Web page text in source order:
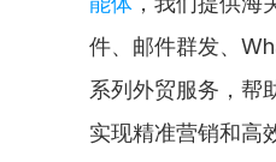
件、邮件群发、
系列外贸服务，帮
实现精准营销和高